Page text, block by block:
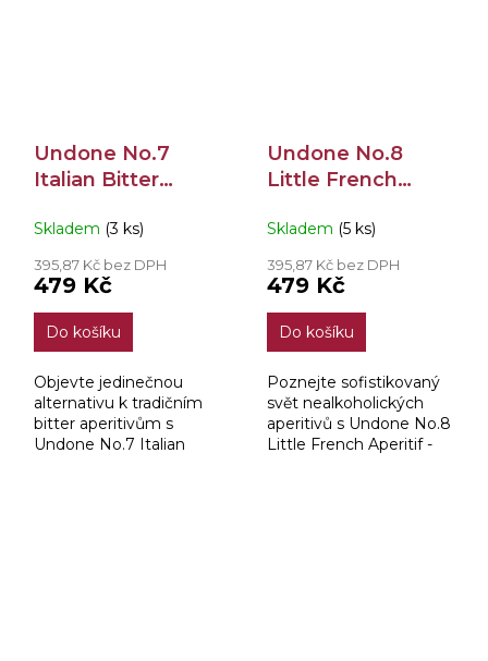
Undone No.7
Italian Bitter
Orange Bitter 0,7l
Skladem (3 ks)
395,87 Kč bez DPH
479 Kč
Do košíku
Objevte jedinečnou
alternativu k tradičním
bitter aperitivům s
Undone No.7 Italian
Undone No.8
Little French
Wine Aperitif 0,7l
Skladem (5 ks)
395,87 Kč bez DPH
479 Kč
Do košíku
Poznejte sofistikovaný
svět nealkoholických
aperitivů s Undone No.8
Little French Aperitif -